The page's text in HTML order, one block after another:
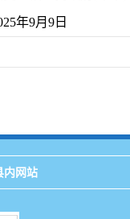
年9月9日
内网站